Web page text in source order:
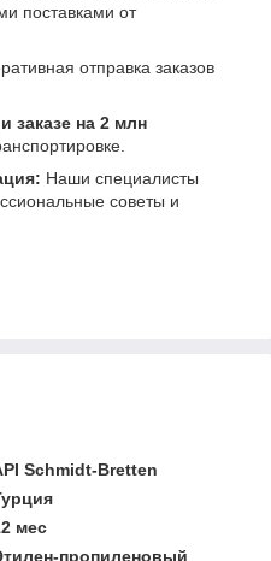
поставками от
отправка заказов
заказе на 2 млн
Наши специалисты
советы и
Schmidt-Bretten
мес
пропиленовый